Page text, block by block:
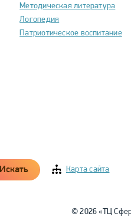
Методическая литература
Логопедия
Патриотическое воспитание
Искать Карта сайта
© 2026 «ТЦ